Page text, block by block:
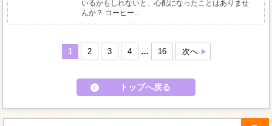
いるかもしれないと、心配になったことはありませ
んか？ コーヒー...
1 2 3 4 … 16 次へ
トップへ戻る